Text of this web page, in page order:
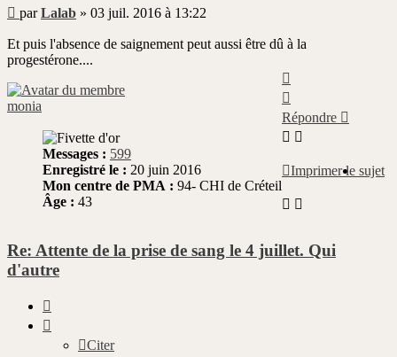
Message
non
lu
parLalab » 03 juil. 2016 à 13:22
Et puis l'absence de saignement peut aussi être dû à la
progestérone....
monia
Messages : 599
Enregistré le : 20 juin 2016
Mon centre de PMA : 94- CHI de Créteil
Âge : 43
Re: Attente de la prise de sang le 4 juillet. Qui
d'autre
Citer
Répondre
Imprimer le sujet